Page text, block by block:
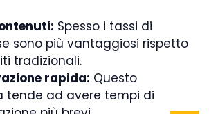
Spesso i tassi di
sono più vantaggiosi rispetto
tradizionali.
rapida: Questo
tende ad avere tempi di